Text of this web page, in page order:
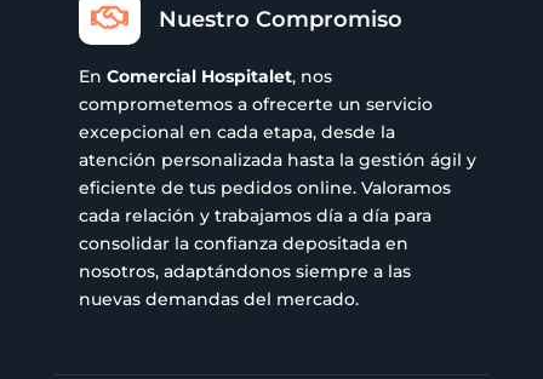
 Nuestro Compromiso
En Comercial Hospitalet, nos
comprometemos a ofrecerte un servicio
excepcional en cada etapa, desde la
atención personalizada hasta la gestión ágil y
eficiente de tus pedidos online. Valoramos
cada relación y trabajamos día a día para
consolidar la confianza depositada en
nosotros, adaptándonos siempre a las
nuevas demandas del mercado.